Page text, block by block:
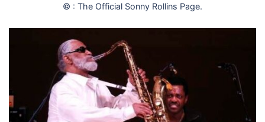
© : The Official Sonny Rollins Page.